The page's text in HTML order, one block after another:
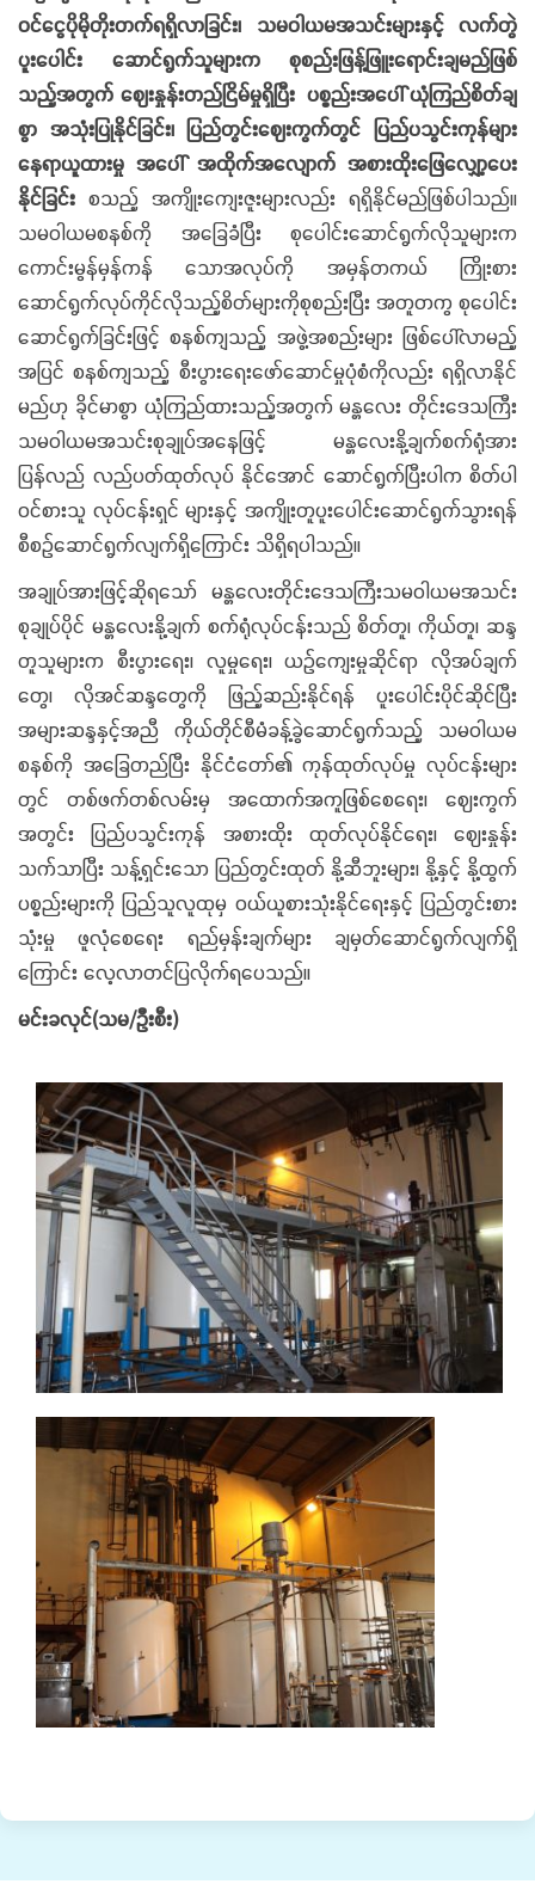
ဝင်ငွေပိုမိုတိုးတက်ရရှိလာခြင်း၊ သမဝါယမအသင်းများနှင့် လက်တွဲ
ပူးပေါင်း ဆောင်ရွက်သူများက စုစည်းဖြန့်ဖြူးရောင်းချမည်ဖြစ်
သည့်အတွက် ဈေးနှုန်းတည်ငြိမ်မှုရှိပြီး ပစ္စည်းအပေါ် ယုံကြည်စိတ်ချ
စွာ အသုံးပြုနိုင်ခြင်း၊ ပြည်တွင်းဈေးကွက်တွင် ပြည်ပသွင်းကုန်များ
နေရာယူထားမှု အပေါ် အထိုက်အလျောက် အစားထိုးဖြေလျှော့ပေး
နိုင်ခြင်း စသည့် အကျိုးကျေးဇူးများလည်း ရရှိနိုင်မည်ဖြစ်ပါသည်။
သမဝါယမစနစ်ကို အခြေခံပြီး စုပေါင်းဆောင်ရွက်လိုသူများက
ကောင်းမွန်မှန်ကန် သောအလုပ်ကို အမှန်တကယ် ကြိုးစား
ဆောင်ရွက်လုပ်ကိုင်လိုသည့်စိတ်များကိုစုစည်းပြီး အတူတကွ စုပေါင်း
ဆောင်ရွက်ခြင်းဖြင့် စနစ်ကျသည့် အဖွဲ့အစည်းများ ဖြစ်ပေါ်လာမည့်
အပြင် စနစ်ကျသည့် စီးပွားရေးဖော်ဆောင်မှုပုံစံကိုလည်း ရရှိလာနိုင်
မည်ဟု ခိုင်မာစွာ ယုံကြည်ထားသည့်အတွက် မန္တလေး တိုင်းဒေသကြီး
သမဝါယမအသင်းစုချုပ်အနေဖြင့် မန္တလေးနို့ချက်စက်ရုံအား
ပြန်လည် လည်ပတ်ထုတ်လုပ် နိုင်အောင် ဆောင်ရွက်ပြီးပါက စိတ်ပါ
ဝင်စားသူ လုပ်ငန်းရှင် များနှင့် အကျိုးတူပူးပေါင်းဆောင်ရွက်သွားရန်
စီစဉ်ဆောင်ရွက်လျက်ရှိကြောင်း သိရှိရပါသည်။
အချုပ်အားဖြင့်ဆိုရသော် မန္တလေးတိုင်းဒေသကြီးသမဝါယမအသင်း
စုချုပ်ပိုင် မန္တလေးနို့ချက် စက်ရုံလုပ်ငန်းသည် စိတ်တူ၊ ကိုယ်တူ၊ ဆန္ဒ
တူသူများက စီးပွားရေး၊ လူမှုရေး၊ ယဉ်ကျေးမှုဆိုင်ရာ လိုအပ်ချက်
တွေ၊ လိုအင်ဆန္ဒတွေကို ဖြည့်ဆည်းနိုင်ရန် ပူးပေါင်းပိုင်ဆိုင်ပြီး
အများဆန္ဒနှင့်အညီ ကိုယ်တိုင်စီမံခန့်ခွဲဆောင်ရွက်သည့် သမဝါယမ
စနစ်ကို အခြေတည်ပြီး နိုင်ငံတော်၏ ကုန်ထုတ်လုပ်မှု လုပ်ငန်းများ
တွင် တစ်ဖက်တစ်လမ်းမှ အထောက်အကူဖြစ်စေရေး၊ ဈေးကွက်
အတွင်း ပြည်ပသွင်းကုန် အစားထိုး ထုတ်လုပ်နိုင်ရေး၊ ဈေးနှုန်း
သက်သာပြီး သန့်ရှင်းသော ပြည်တွင်းထုတ် နို့ဆီဘူးများ၊ နို့နှင့် နို့ထွက်
ပစ္စည်းများကို ပြည်သူလူထုမှ ဝယ်ယူစားသုံးနိုင်ရေးနှင့် ပြည်တွင်းစား
သုံးမှု ဖူလုံစေရေး ရည်မှန်းချက်များ ချမှတ်ဆောင်ရွက်လျက်ရှိ
ကြောင်း လေ့လာတင်ပြလိုက်ရပေသည်။
မင်းခလုင်(သမ/ဦးစီး)